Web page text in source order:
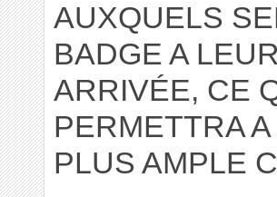
AUXQUELS
BADGE A
ARRIVÉE, CE
PERMETTRA
PLUS AMPLE